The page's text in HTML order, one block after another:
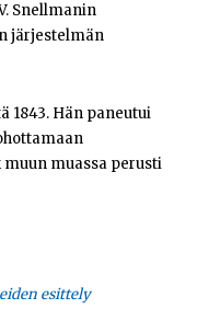
Snellmanin
järjestelmän
1843. Hän paneutui
muassa perusti
esittely